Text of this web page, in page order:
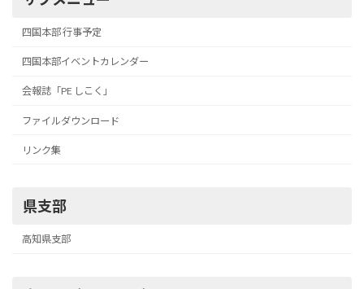
四国本部 行事予定
四国本部イベントカレンダー
会報誌「PE しこく」
ファイルダウンロード
リンク集
県支部
高知県支部